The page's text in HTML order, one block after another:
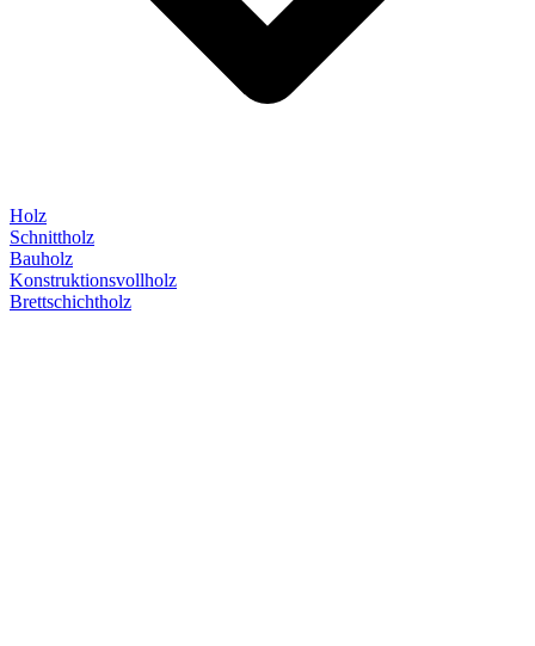
Holz
Schnittholz
Bauholz
Konstruktionsvollholz
Brettschichtholz